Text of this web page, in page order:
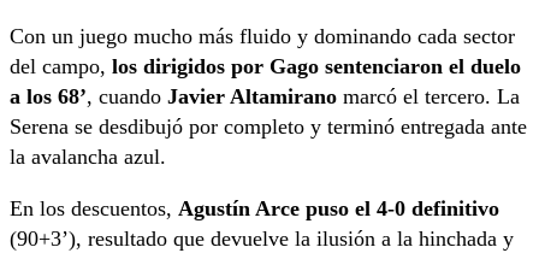
Con un juego mucho más fluido y dominando cada sector
del campo, los dirigidos por Gago sentenciaron el duelo
a los 68’, cuando Javier Altamirano marcó el tercero. La
Serena se desdibujó por completo y terminó entregada ante
la avalancha azul.
En los descuentos, Agustín Arce puso el 4-0 definitivo
(90+3’), resultado que devuelve la ilusión a la hinchada y